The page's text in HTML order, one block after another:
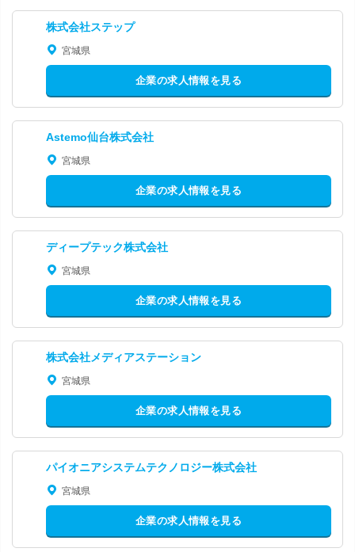
株式会社ステップ
宮城県
企業の求人情報を見る
Astemo仙台株式会社
宮城県
企業の求人情報を見る
ディープテック株式会社
宮城県
企業の求人情報を見る
株式会社メディアステーション
宮城県
企業の求人情報を見る
パイオニアシステムテクノロジー株式会社
宮城県
企業の求人情報を見る